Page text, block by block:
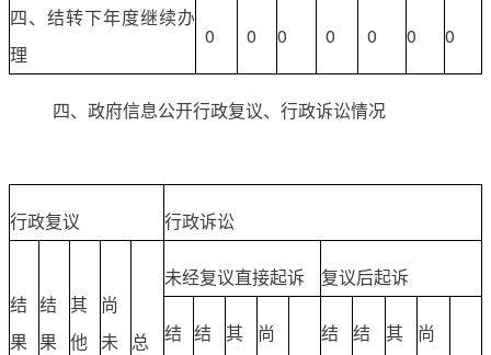
四、结转下年度继续办
理
0 0 0 0 0 0 0
四、政府信息公开行政复议、行政诉讼情况
行政复议 行政诉讼
结
果
结
果
其
他
尚
未 总
未经复议直接起诉 复议后起诉
结 结
其
尚
结
结
其
尚